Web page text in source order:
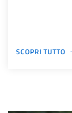
SCOPRI TUTTO